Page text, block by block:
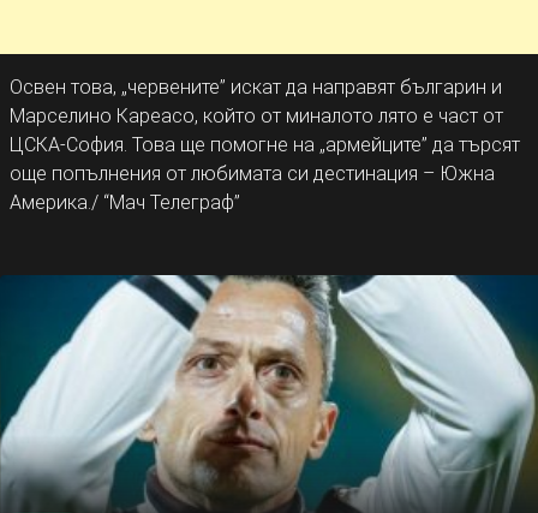
Освен това, „червените” искат да направят българин и
Марселино Кареасо, който от миналото лято е част от
ЦСКА-София. Това ще помогне на „армейците” да търсят
още попълнения от любимата си дестинация – Южна
Америка./ “Мач Телеграф”